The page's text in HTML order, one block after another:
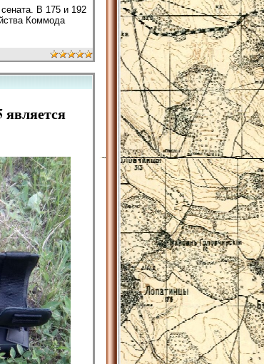
В 175 и 192
Коммода